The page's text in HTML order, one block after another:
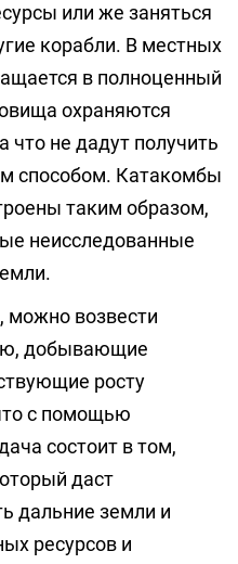
или же заняться
корабли. В местных
в полноценный
охраняются
что не дадут получить
способом. Катакомбы
таким образом,
неисследованные
можно возвести
добывающие
росту
с помощью
состоит в том,
даст
дальние земли и
ресурсов и